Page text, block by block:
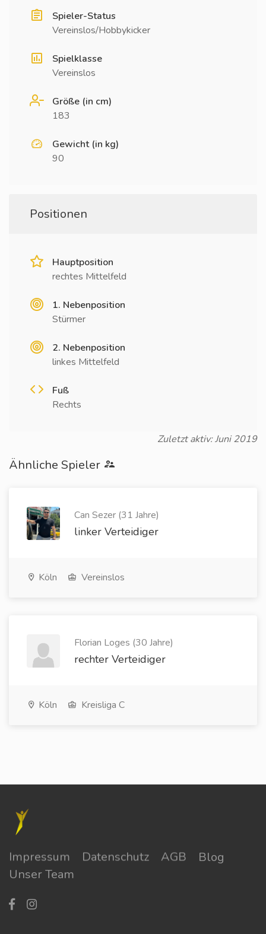
Spieler-Status
Vereinslos/Hobbykicker
Spielklasse
Vereinslos
Größe (in cm)
183
Gewicht (in kg)
90
Positionen
Hauptposition
rechtes Mittelfeld
1. Nebenposition
Stürmer
2. Nebenposition
linkes Mittelfeld
Fuß
Rechts
Zuletzt aktiv: Juni 2019
Ähnliche Spieler
Can Sezer (31 Jahre)
linker Verteidiger
Köln Vereinslos
Florian Loges (30 Jahre)
rechter Verteidiger
Köln Kreisliga C
Impressum Datenschutz AGB
Blog
Unser Team